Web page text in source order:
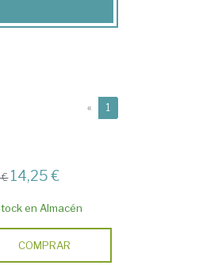
« 1
€ 14,25 €
en Almacén
COMPRAR